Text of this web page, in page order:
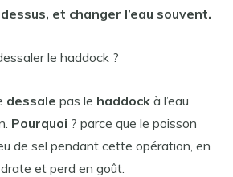
dessus, et changer l’eau souvent.
le haddock ?
dessale pas le haddock à l’eau
Pourquoi ? parce que le poisson
de sel pendant cette opération, en
et perd en goût.